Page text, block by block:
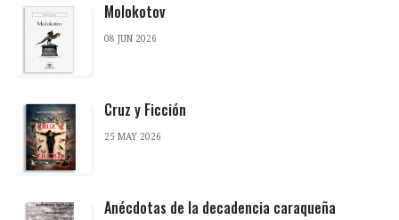
Molokotov
08 JUN 2026
Cruz y Ficción
25 MAY 2026
Anécdotas de la decadencia caraqueña